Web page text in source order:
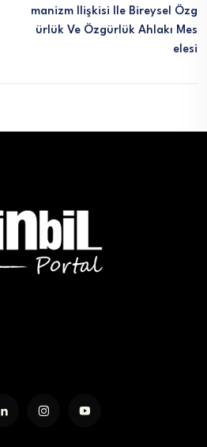
Manizm Ilişkisi Ile Bireysel Özg
Ürlük Ve Özgürlük Ahlakı Mes
Elesi